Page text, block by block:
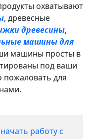
охватывают
, древесные
древесины,
машины для
машины просты в
под ваши
пожаловать для
работу с